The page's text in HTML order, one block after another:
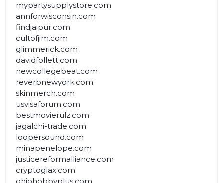
mypartysupplystore.com
annforwisconsin.com
findjaipur.com
cultofjim.com
glimmerick.com
davidfollett.com
newcollegebeat.com
reverbnewyork.com
skinmerch.com
usvisaforum.com
bestmovierulz.com
jagalchi-trade.com
loopersound.com
minapenelope.com
justicereformalliance.com
cryptoglax.com
ohiohobbyplus.com